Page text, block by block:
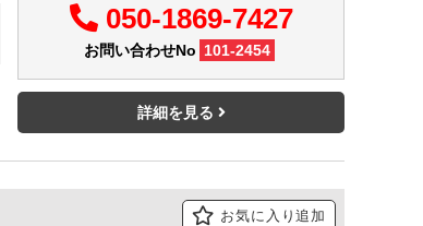
050-1869-7427
お問い合わせNo 101-2454
詳細を見る
お気に入り追加